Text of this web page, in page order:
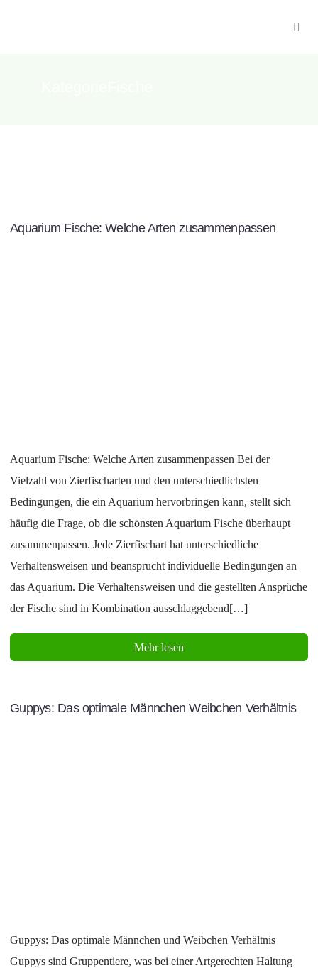
Aquarium Fische: Welche Arten zusammenpassen
Aquarium Fische: Welche Arten zusammenpassen Bei der
Vielzahl von Zierfischarten und den unterschiedlichsten
Bedingungen, die ein Aquarium hervorbringen kann, stellt sich
häufig die Frage, ob die schönsten Aquarium Fische überhaupt
zusammenpassen. Jede Zierfischart hat unterschiedliche
Verhaltensweisen und beansprucht individuelle Bedingungen an
das Aquarium. Die Verhaltensweisen und die gestellten Ansprüche
der Fische sind in Kombination ausschlaggebend[…]
Mehr lesen
Guppys: Das optimale Männchen Weibchen Verhältnis
Guppys: Das optimale Männchen und Weibchen Verhältnis
Guppys sind Gruppentiere, was bei einer Artgerechten Haltung